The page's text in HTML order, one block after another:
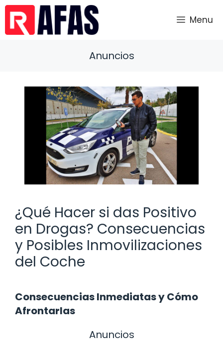
Saltar
contenido
Menu
Anuncios
¿Qué Hacer si das Positivo
en Drogas? Consecuencias
y Posibles Inmovilizaciones
del Coche
Consecuencias Inmediatas y Cómo
Afrontarlas
Anuncios